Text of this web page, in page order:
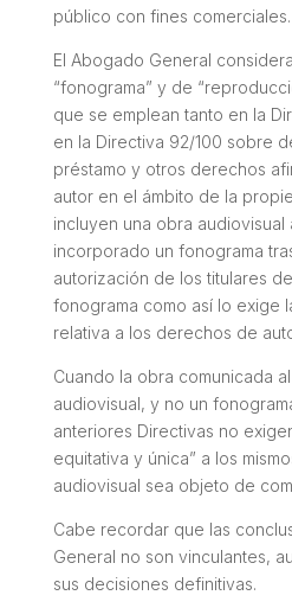
público con fines comerciales.
El Abogado General
“fonograma” y de
que se emplean tanto en la
en la Directiva 92/100 sobre
préstamo y otros derechos
autor en el ámbito de la
incluyen una obra audiovisual
incorporado un fonograma
autorización de los titulares
fonograma como así lo exige
relativa a los derechos de
Cuando la obra comunicada
audiovisual, y no un
anteriores Directivas no
equitativa y única” a los
audiovisual sea objeto de
Cabe recordar que las
General no son vinculantes,
sus decisiones definitivas.